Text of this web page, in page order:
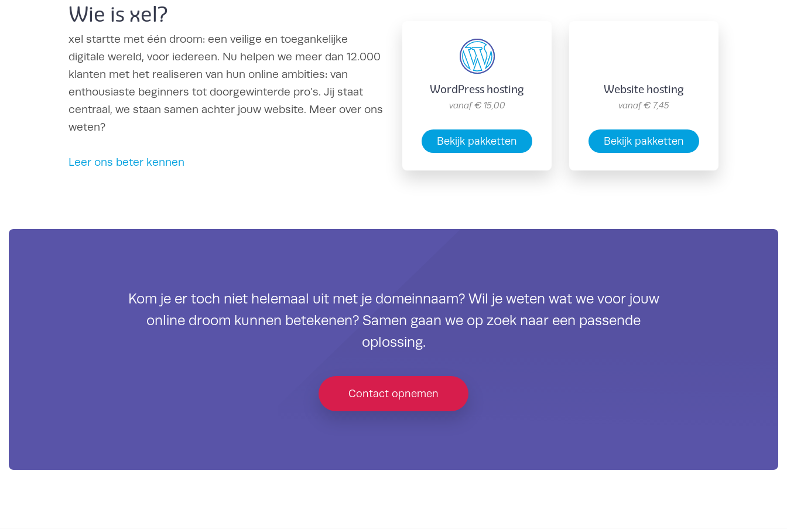
Wie is xel?
xel startte met één droom: een veilige en toegankelijke
digitale wereld, voor iedereen. Nu helpen we meer dan 12.000
klanten met het realiseren van hun online ambities: van
enthousiaste beginners tot doorgewinterde pro’s. Jij staat
centraal, we staan samen achter jouw website. Meer over ons
weten?
Leer ons beter kennen
WordPress hosting
vanaf€ 15,00
Bekijk pakketten
Website hosting
vanaf€ 7,45
Bekijk pakketten
Kom je er toch niet helemaal uit met je domeinnaam? Wil je weten wat we voor jouw
online droom kunnen betekenen? Samen gaan we op zoek naar een passende
oplossing.
Contact opnemen